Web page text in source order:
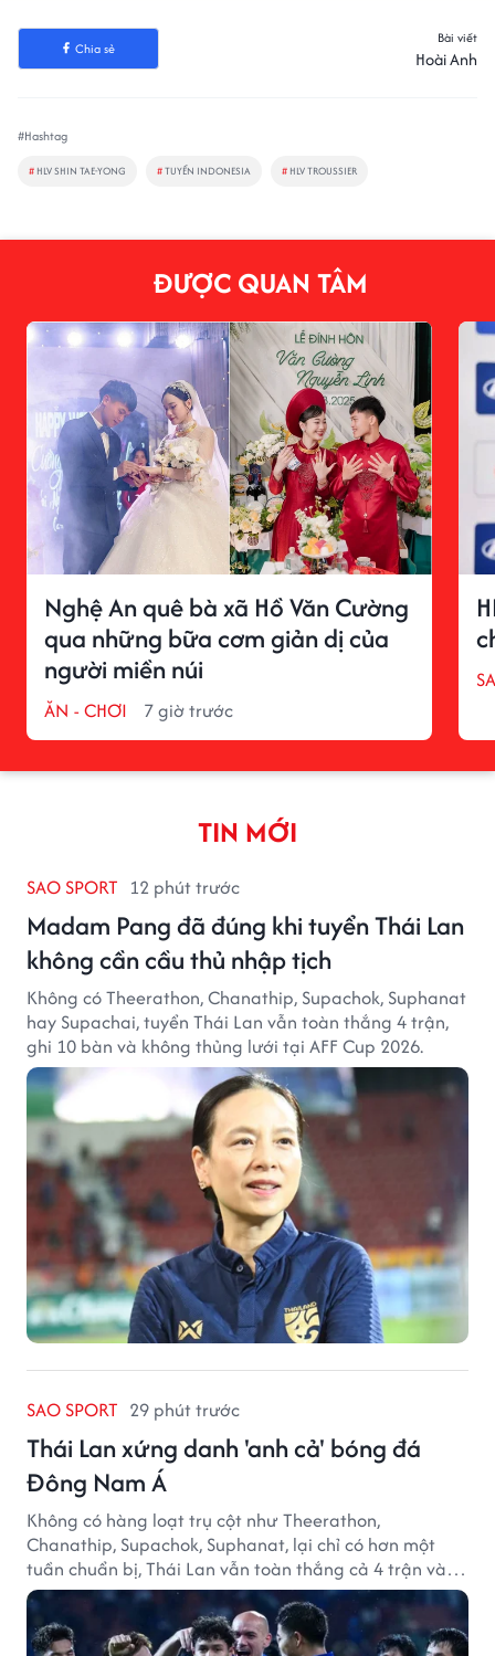
Chia sẻ
Bài viết
Hoài Anh
#Hashtag
# HLV SHIN TAE-YONG #TUYỂN INDONESIA # HLV TROUSSIER
ĐƯỢC QUAN TÂM
Nghệ An quê bà xã Hồ Văn Cường
qua những bữa cơm giản dị của
người miền núi
ĂN - CHƠI 7 giờ trước
TIN MỚI
SAO SPORT 12 phút trước
Madam Pang đã đúng khi tuyển Thái Lan
không cần cầu thủ nhập tịch
Không có Theerathon, Chanathip, Supachok, Suphanat
hay Supachai, tuyển Thái Lan vẫn toàn thắng 4 trận,
ghi 10 bàn và không thủng lưới tại AFF Cup 2026.
SAO SPORT 29 phút trước
Thái Lan xứng danh 'anh cả' bóng đá
Đông Nam Á
Không có hàng loạt trụ cột như Theerathon,
Chanathip, Supachok, Suphanat, lại chỉ có hơn một
tuần chuẩn bị, Thái Lan vẫn toàn thắng cả 4 trận và
giữ sạch lưới tại AFF Cup 2026.